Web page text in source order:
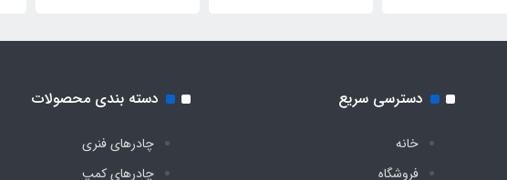
دسترسی سریع
خانه
فروشگاه
دسته بندی محصولات
چادرهای فنری
چادرهای کمپ